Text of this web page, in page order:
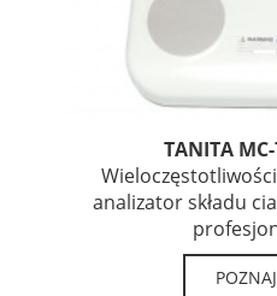
TANITA
analizator składu